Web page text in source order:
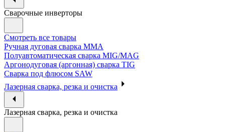
Сварочные инверторы
Смотреть все товары
Ручная дуговая сварка MMA
Полуавтоматическая сварка MIG/MAG
Аргонодуговая (аргонная) сварка TIG
Сварка под флюсом SAW
Лазерная сварка, резка и очистка
Лазерная сварка, резка и очистка